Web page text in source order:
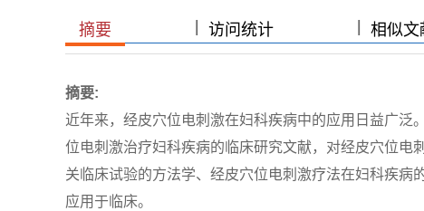
摘要 访问统计 相似文
摘要:
近年来，经皮穴位电刺激在妇科疾病中的应用日益广泛
位电刺激治疗妇科疾病的临床研究文献，对经皮穴位电
关临床试验的方法学、经皮穴位电刺激疗法在妇科疾
应用于临床。